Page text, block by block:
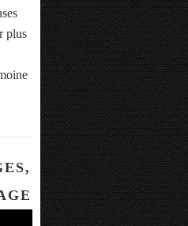
plus